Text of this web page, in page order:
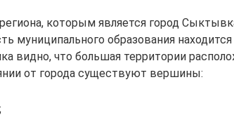
которым является город
муниципального образования
видно, что большая территории
от города существуют вершины: